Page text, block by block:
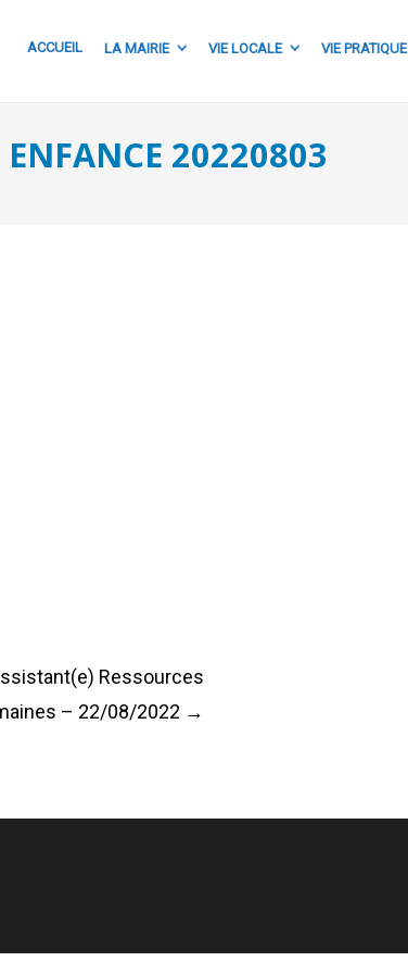
ACCUEIL LA MAIRIE VIE LOCALE VIE PRATIQUE
20220803
Ressources
– 22/08/2022 →